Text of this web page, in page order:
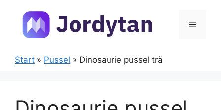
content
Menu
Start » Pussel » Dinosaurie pussel trä